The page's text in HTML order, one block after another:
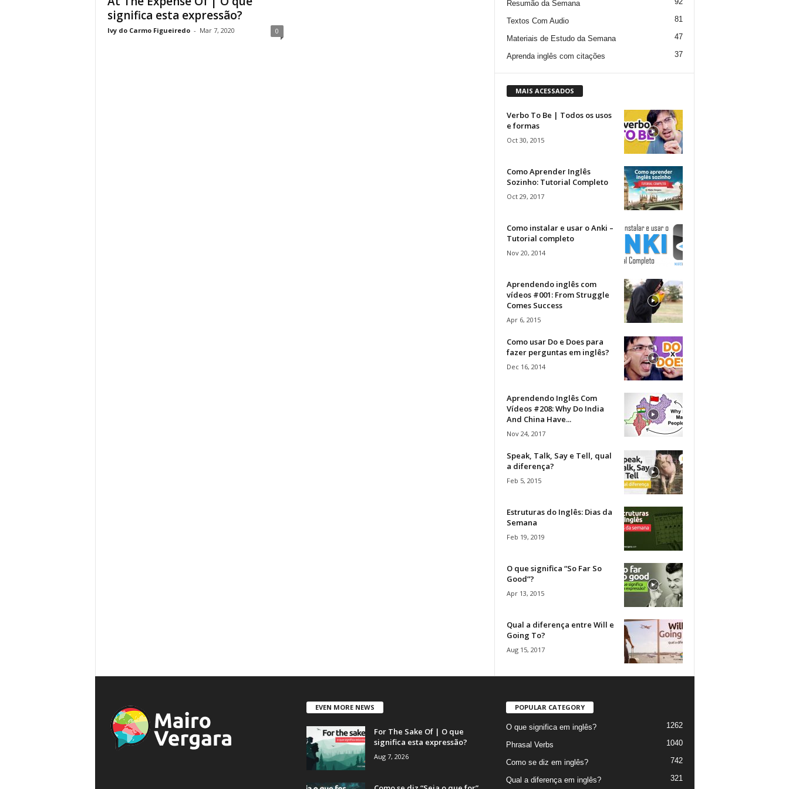
significa esta expressão?
Ivy do Carmo Figueiredo - Mar 7, 2020 0
Resumão da Semana
Textos Com Audio 81
Materiais de Estudo da Semana 47
Aprenda inglês com citações 37
MAIS ACESSADOS
Verbo To Be | Todos os usos
e formas
Oct 30, 2015
Como Aprender Inglês
Sozinho: Tutorial Completo
Oct 29, 2017
Como instalar e usar o Anki –
Tutorial completo
Nov 20, 2014
Aprendendo inglês com
vídeos #001: From Struggle
Comes Success
Apr 6, 2015
Como usar Do e Does para
fazer perguntas em inglês?
Dec 16, 2014
Aprendendo Inglês Com
Vídeos #208: Why Do India
And China Have...
Nov 24, 2017
Speak, Talk, Say e Tell, qual
a diferença?
Feb 5, 2015
Estruturas do Inglês: Dias da
Semana
Feb 19, 2019
O que significa “So Far So
Good”?
Apr 13, 2015
Qual a diferença entre Will e
Going To?
Aug 15, 2017
EVEN MORE NEWS
For The Sake Of | O que
significa esta expressão?
Aug 7, 2026
POPULAR CATEGORY
O que significa em inglês? 1262
Phrasal Verbs 1040
Como se diz em inglês? 742
Qual a diferença em inglês? 321